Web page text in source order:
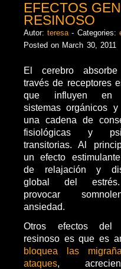
EFECTOS
RESINOSO
Autor:teresa- Categories:
Posted on March 30, 2011
El cerebro
través de receptores
que influyen en
sistemas orgánicos y
una cadena de
fisiológicas y
transitorias. Al
un efecto
de relajación y
global del
provocar
ansiedad.
Otros efectos del
resinoso es que es
bloquea las
ataques,